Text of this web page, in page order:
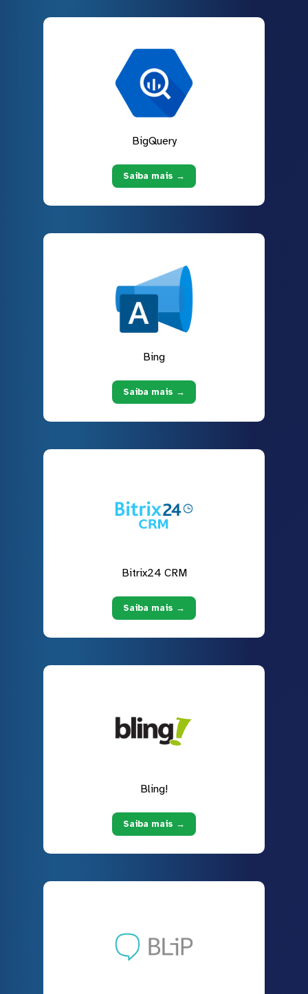
BigQuery
Saiba mais →
Bing
Saiba mais →
Bitrix24 CRM
Saiba mais →
Bling!
Saiba mais →